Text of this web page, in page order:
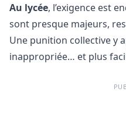
Au lycée, l’exigence est
sont presque majeurs,
Une punition collective y
inappropriée… et plus